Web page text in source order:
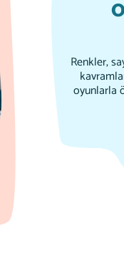
Renkler,
oyunlarla